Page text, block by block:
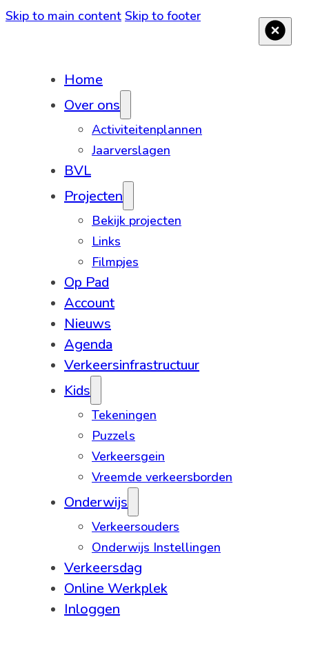
Skip to main content Skip to footer
Home
Over ons
Activiteitenplannen
Jaarverslagen
BVL
Projecten
Bekijk projecten
Links
Filmpjes
Op Pad
Account
Nieuws
Agenda
Verkeersinfrastructuur
Kids
Tekeningen
Puzzels
Verkeersgein
Vreemde verkeersborden
Onderwijs
Verkeersouders
Onderwijs Instellingen
Verkeersdag
Online Werkplek
Inloggen